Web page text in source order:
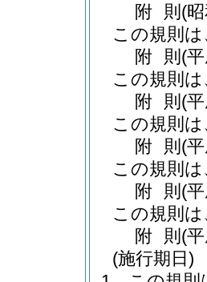
附 則 (
この規則
附 則 (
この規則
附 則 (
この規則
附 則 (
この規則
附 則 (
この規則
附 則 (
(施行期日)